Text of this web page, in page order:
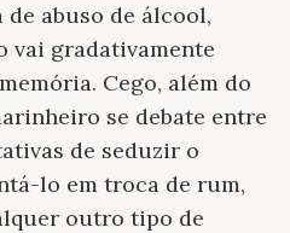
de abuso de álcool,
vai gradativamente
Cego, além do
se debate entre
de seduzir o
lo em troca de rum,
outro tipo de